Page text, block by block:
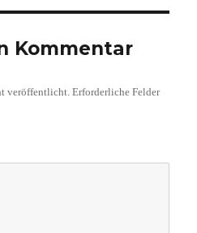
Kommentar
veröffentlicht. Erforderliche Felder